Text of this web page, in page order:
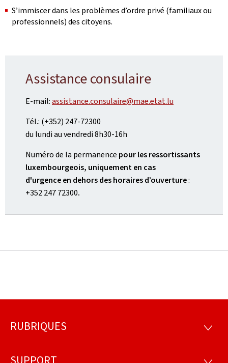
S’immiscer dans les problèmes d’ordre privé (familiaux ou
professionnels) des citoyens.
Assistance consulaire
E-mail:assistance.consulaire@mae.etat.lu
Tél.: (+352) 247-72300
du lundi au vendredi 8h30-16h
Numéro de la permanence pour lesressortissants
luxembourgeois, uniquement en cas
d'urgence en dehors des horaires d’ouverture:
+352 247 72300.
Pied
RUBRIQUES
SUPPORT